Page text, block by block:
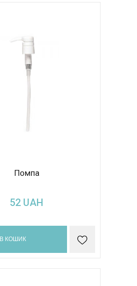
Помпа
52 UAH
В КОШИК